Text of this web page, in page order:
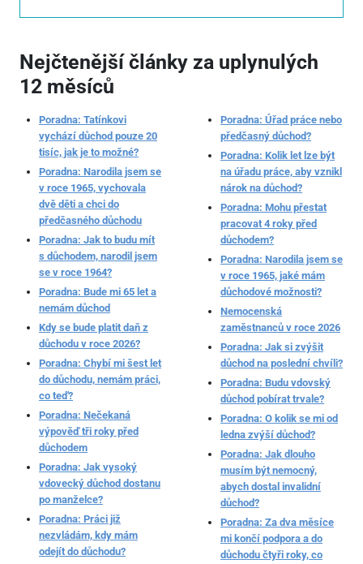
Nejčtenější články za uplynulých
12 měsíců
Poradna: Tatínkovi
vychází důchod pouze 20
tisíc, jak je to možné?
Poradna: Narodila jsem se
v roce 1965, vychovala
dvě děti a chci do
předčasného důchodu
Poradna: Jak to budu mít
s důchodem, narodil jsem
se v roce 1964?
Poradna: Bude mi 65 let a
nemám důchod
Kdy se bude platit daň z
důchodu v roce 2026?
Poradna: Chybí mi šest let
do důchodu, nemám práci,
co teď?
Poradna: Nečekaná
výpověď tři roky před
důchodem
Poradna: Jak vysoký
vdovecký důchod dostanu
po manželce?
Poradna: Práci již
nezvládám, kdy mám
odejít do důchodu?
Poradna: Úřad práce nebo
předčasný důchod?
Poradna: Kolik let lze být
na úřadu práce, aby vznikl
nárok na důchod?
Poradna: Mohu přestat
pracovat 4 roky před
důchodem?
Poradna: Narodila jsem se
v roce 1965, jaké mám
důchodové možnosti?
Nemocenská
zaměstnanců v roce 2026
Poradna: Jak si zvýšit
důchod na poslední chvíli?
Poradna: Budu vdovský
důchod pobírat trvale?
Poradna: O kolik se mi od
ledna zvýší důchod?
Poradna: Jak dlouho
musím být nemocný,
abych dostal invalidní
důchod?
Poradna: Za dva měsíce
mi končí podpora a do
důchodu čtyři roky, co